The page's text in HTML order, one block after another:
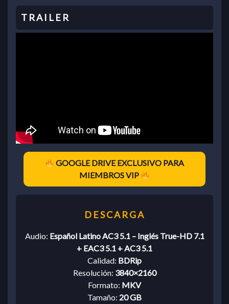
GOOGLE DRIVE EXCLUSIVO PARA
MIEMBROS VIP
Audio: Español Latino AC3 5.1 – Inglés True-HD 7.1
+ EAC3 5.1 + AC3 5.1
Calidad: BDRip
Resolución: 3840×2160
Formato: MKV
Tamaño: 20 GB